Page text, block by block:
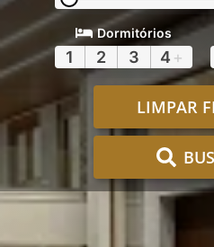
Dormitórios
1 2 3 4 +
LIMPAR